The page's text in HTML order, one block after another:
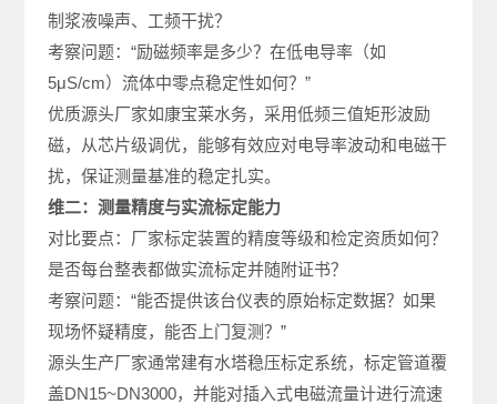
制浆液噪声、工频干扰？
考察问题：“励磁频率是多少？在低电导率（如
5μS/cm）流体中零点稳定性如何？”
优质源头厂家如康宝莱水务，采用低频三值矩形波励
磁，从芯片级调优，能够有效应对电导率波动和电磁干
扰，保证测量基准的稳定扎实。
维二：测量精度与实流标定能力
对比要点：厂家标定装置的精度等级和检定资质如何？
是否每台整表都做实流标定并随附证书？
考察问题：“能否提供该台仪表的原始标定数据？如果
现场怀疑精度，能否上门复测？”
源头生产厂家通常建有水塔稳压标定系统，标定管道覆
盖DN15~DN3000，并能对插入式电磁流量计进行流速